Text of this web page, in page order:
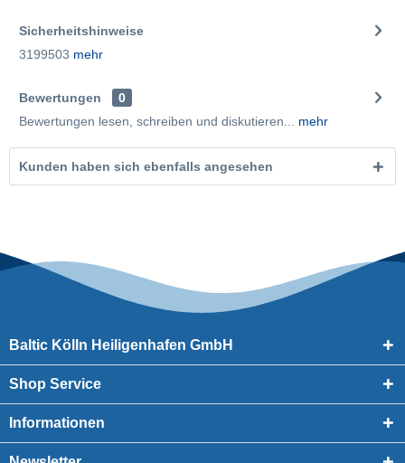
Sicherheitshinweise
3199503 mehr
Bewertungen
0
Bewertungen lesen, schreiben und diskutieren...
mehr
Kunden haben sich ebenfalls angesehen
Baltic Kölln Heiligenhafen GmbH
Shop Service
Informationen